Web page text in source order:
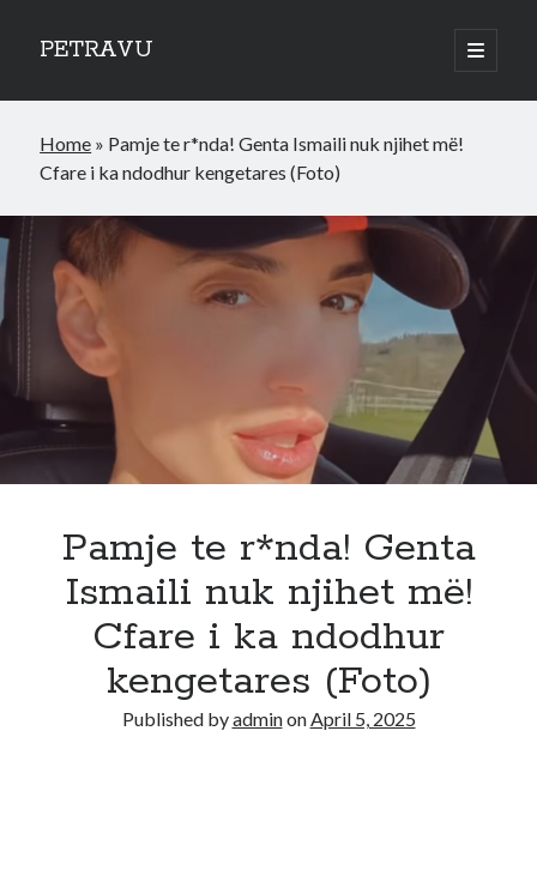
PETRAVU
open
primary
Sidebar
Bank
Credit Cards
World
Home » Pamje te r*nda! Genta Ismaili nuk njihet më!
Cfare i ka ndodhur kengetares (Foto)
Pamje te r*nda! Genta
Ismaili nuk njihet më!
Cfare i ka ndodhur
kengetares (Foto)
Published byadminonApril 5, 2025